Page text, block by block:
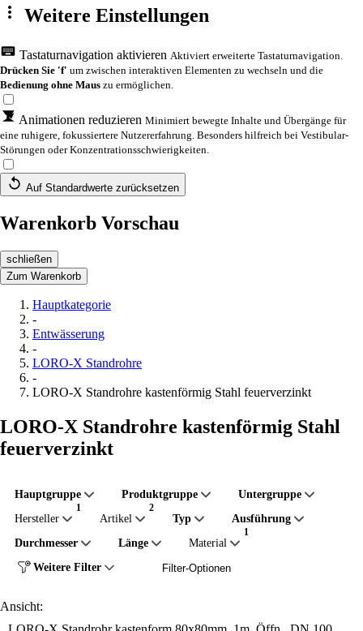
Weitere Einstellungen
Tastaturnavigation aktivieren Aktiviert erweiterte Tastaturnavigation.
Drücken Sie 'f' um zwischen interaktiven Elementen zu wechseln und die
Bedienung ohne Maus zu ermöglichen.
Animationen reduzieren Minimiert bewegte Inhalte und Übergänge für
eine ruhigere, fokussiertere Nutzererfahrung. Besonders hilfreich bei Vestibular-
Störungen oder Konzentrationsschwierigkeiten.
Auf Standardwerte zurücksetzen
Warenkorb Vorschau
schließen
Zum Warenkorb
Hauptkategorie
-
Entwässerung
-
LORO-X Standrohre
-
LORO-X Standrohre kastenförmig Stahl feuerverzinkt
LORO-X Standrohre kastenförmig Stahl
feuerverzinkt
Hauptgruppe Produktgruppe
Untergruppe
Hersteller
Artikel Typ
Ausführung
Durchmesser
Länge
Material
Weitere Filter
Filter-Optionen
Ansicht: